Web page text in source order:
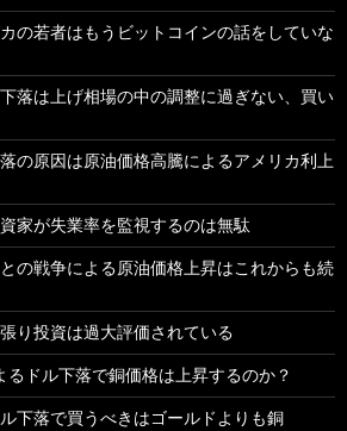
の若者はもうビットコインの話をしていな
落は上げ相場の中の調整に過ぎない、買い
の原因は原油価格高騰によるアメリカ利上
家が失業率を監視するのは無駄
の戦争による原油価格上昇はこれからも続
り投資は過大評価されている
ドル下落で銅価格は上昇するのか？
下落で買うべきはゴールドよりも銅